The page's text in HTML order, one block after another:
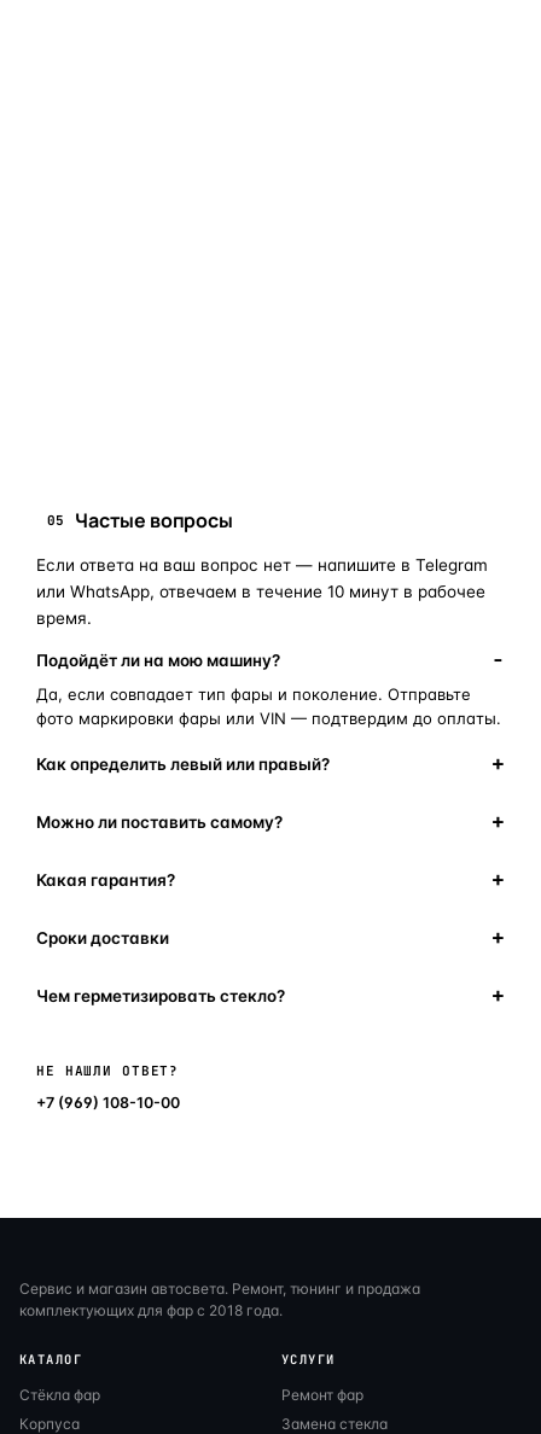
05 Частые вопросы
Если ответа на ваш вопрос нет — напишите в Telegram
или WhatsApp, отвечаем в течение 10 минут в рабочее
время.
Подойдёт ли на мою машину?
Да, если совпадает тип фары и поколение. Отправьте
фото маркировки фары или VIN — подтвердим до оплаты.
Как определить левый или правый?
Можно ли поставить самому?
Какая гарантия?
Сроки доставки
Чем герметизировать стекло?
НЕ НАШЛИ ОТВЕТ?
+7 (969) 108-10-00
Сервис и магазин автосвета. Ремонт, тюнинг и продажа
комплектующих для фар с 2018 года.
КАТАЛОГ
Стёкла фар
Корпуса
УСЛУГИ
Ремонт фар
Замена стекла